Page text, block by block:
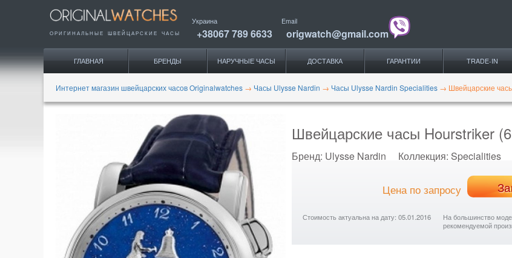
ОРИГИНАЛЬНЫЕ ШВЕЙЦАРСКИЕ ЧАСЫ
Украина
+38067 789 6633
Email
origwatch@gmail.com
ГЛАВНАЯ БРЕНДЫ НАРУЧНЫЕ ЧАСЫ ДОСТАВКА ГАРАНТИИ TRADE-IN
Интернет магазин швейцарских часов Originalwatches → Часы Ulysse Nardin → Часы Ulysse Nardin Specialities → Швейцарские
Швейцарские часы Hourstriker
Бренд: Ulysse Nardin Коллекция: Specialities
Цена по запросу
Стоимость актуальна на дату: 05.01.2016
На большинство
рекомендуемой